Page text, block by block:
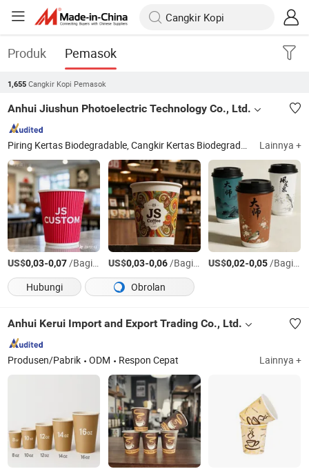
Produk Pemasok
1,655 Cangkir Kopi Pemasok
Anhui Jiushun Photoelectric Technology Co., Ltd.
Piring Kertas Biodegradable, Cangkir Kertas Biodegradable, Mangkuk Kertas Biodegradable, Kantong Kertas Biodegradable, Cangkir Kertas PLA, Peralatan Makan PLA, Kotak Makan Kertas, Kotak Hadiah Kertas, Kontainer Kertas PE, Kemasan Lainnya Lainnya +
US$0,03-0,07/Bagian US$0,03-0,06/Bagian US$0,02-0,05/Bagian
Hubungi
Obrolan
Anhui Kerui Import and Export Trading Co., Ltd.
Produsen/Pabrik ODM Respon Cepat Lainnya +